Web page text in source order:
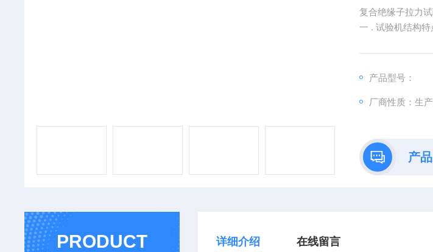
复合绝缘子拉力
一 . 试验机结构
试样进行拉伸试
产品型号：
厂商性质：生
产
PRODUCT 详细介绍 在线留言